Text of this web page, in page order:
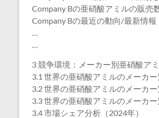
Company Bの亜硝酸アミルの販売
Company Bの最近の動向/最新情報
…
…
3 競争環境：メーカー別亜硝酸ア
3.1 世界の亜硝酸アミルのメーカ
3.2 世界の亜硝酸アミルのメーカ
3.3 世界の亜硝酸アミルのメーカ
3.4 市場シェア分析（2024年）